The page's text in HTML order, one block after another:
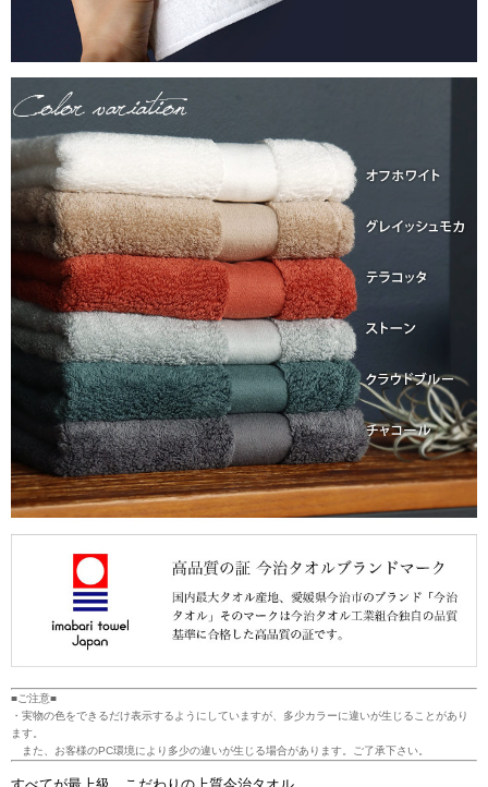
■ご注意■
・実物の色をできるだけ表示するようにしていますが、多少カラーに違いが生じることがあり
ます。
また、お客様のPC環境により多少の違いが生じる場合があります。ご了承下さい。